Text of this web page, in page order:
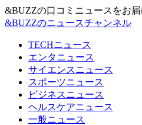
&BUZZの口コミニュースをお
&BUZZのニュースチャンネル
TECHニュース
エンタニュース
サイエンスニュース
スポーツニュース
ビジネスニュース
ヘルスケアニュース
一般ニュース